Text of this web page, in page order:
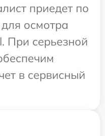
приедет по
осмотра
При серьезной
в сервисный